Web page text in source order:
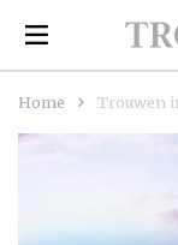
Home Trouwen